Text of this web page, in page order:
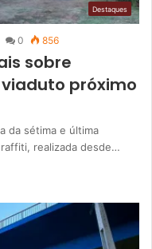
Destaques
0 856
sobre
próximo
da sétima e última
realizada desde…